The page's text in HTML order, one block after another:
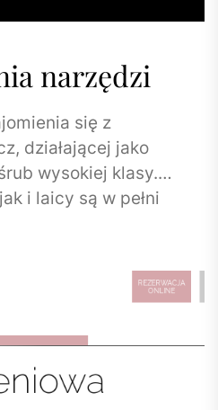
narzędzi
się z
działającej jako
wysokiej klasy.
i laicy są w pełni